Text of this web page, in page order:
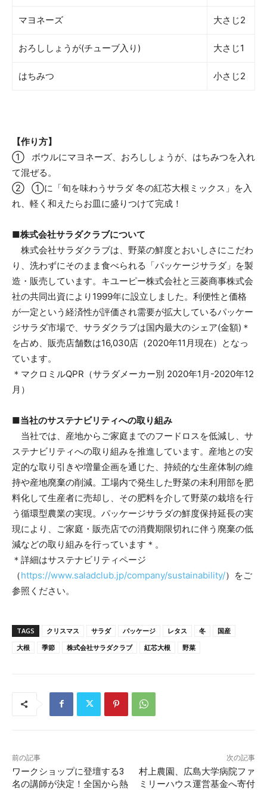
マヨネーズ 大さじ2
おろししょうが(チューブ入り) 大さじ1
はちみつ 小さじ2
【作り方】
① ボウルにマヨネーズ、おろししょうが、はちみつを入れ
て混ぜる。
② ①に「旬を味わうサラダ 冬の紅芯大根ミックス」を入
れ、軽く和えたらお皿に盛りつけて完成！
■株式会社サラダクラブについて
株式会社サラダクラブは、野菜の鮮度とおいしさにこだわ
り、洗わずにそのまま食べられる「パッケージサラダ」を製
造・販売しています。キユーピー株式会社と三菱商事株式会
社の共同出資により1999年に設立しました。利便性と価格
が一定という経済性が評価され需要が拡大しているパッケー
ジサラダ市場で、サラダクラブは国内最大のシェア(金額)＊
を占め、販売店舗数は16,030店（2020年11月現在）となっ
ています。
＊マクロミルQPR（サラダメーカー別 2020年1月-2020年12
月）
■当社のサステナビリティへの取り組み
当社では、産地からご家庭までのフードロスを低減し、サ
ステナビリティへの取り組みを推進しています。産地との安
定的な取り引きや増量企画を通じた、持続的な生産体制の維
持や産地廃棄の削減。工場内で発生した野菜の未利用部を肥
料化して生産者に売却し、その肥料を介して野菜の栽培を行
う循環型農業の実現。パッケージサラダの鮮度保持延長の実
現により、ご家庭・販売店での消費期限切れに伴う廃棄の低
減などの取り組みを行っています＊。
＊詳細はサステナビリティページ
（https://www.saladclub.jp/company/sustainability/）をご
参照ください。
TAGS クリスマス サラダ パッケージ レタス 冬
国産
大根
季節 株式会社サラダクラブ 紅芯大根 野菜
前の記事
ワークショップに登壇する3
名の講師が決定！全国から熱
次の記事
村上農園、広島大学病院ファ
ミリーハウス運営基金へ寄付